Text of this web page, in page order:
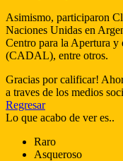
Asimismo, participaron
Naciones Unidas en
Centro para la Apertura
(CADAL), entre otros.
Gracias por calificar!
a traves de los medios
Regresar
Lo que acabo de ver es..
Raro
Asqueroso